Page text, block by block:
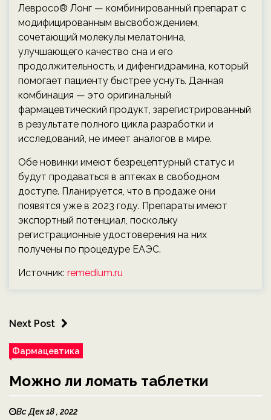
Левросо® Лонг — комбинированный препарат с
модифицированным высвобождением,
сочетающий молекулы мелатонина,
улучшающего качество сна и его
продолжительность, и дифенгидрамина, который
помогает пациенту быстрее уснуть. Данная
комбинация — это оригинальный
фармацевтический продукт, зарегистрированный
в результате полного цикла разработки и
исследований, не имеет аналогов в мире.
Обе новинки имеют безрецептурный статус и
будут продаваться в аптеках в свободном
доступе. Планируется, что в продаже они
появятся уже в 2023 году. Препараты имеют
экспортный потенциал, поскольку
регистрационные удостоверения на них
получены по процедуре ЕАЭС.
Источник: remedium.ru
Next Post
Фармацевтика
Можно ли ломать таблетки
Вс Дек 18 , 2022